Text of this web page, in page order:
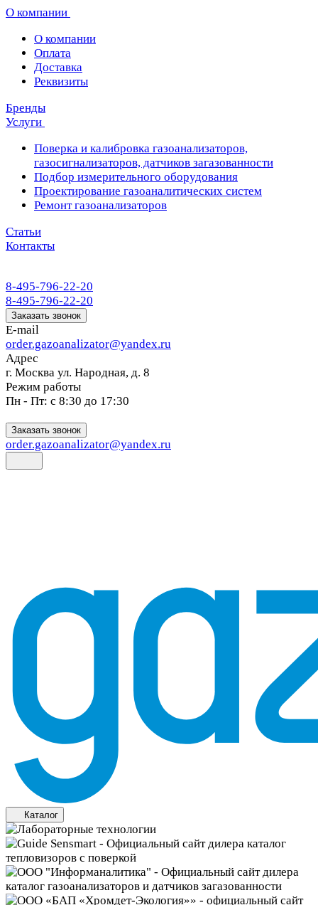
О компании
О компании
Оплата
Доставка
Реквизиты
Бренды
Услуги
Поверка и калибровка газоанализаторов,
газосигнализаторов, датчиков загазованности
Подбор измерительного оборудования
Проектирование газоаналитических систем
Ремонт газоанализаторов
Статьи
Контакты
8-495-796-22-20
8-495-796-22-20
Заказать звонок
E-mail
order.gazoanalizator@yandex.ru
Адрес
г. Москва ул. Народная, д. 8
Режим работы
Пн - Пт: с 8:30 до 17:30
Заказать звонок
order.gazoanalizator@yandex.ru
Каталог